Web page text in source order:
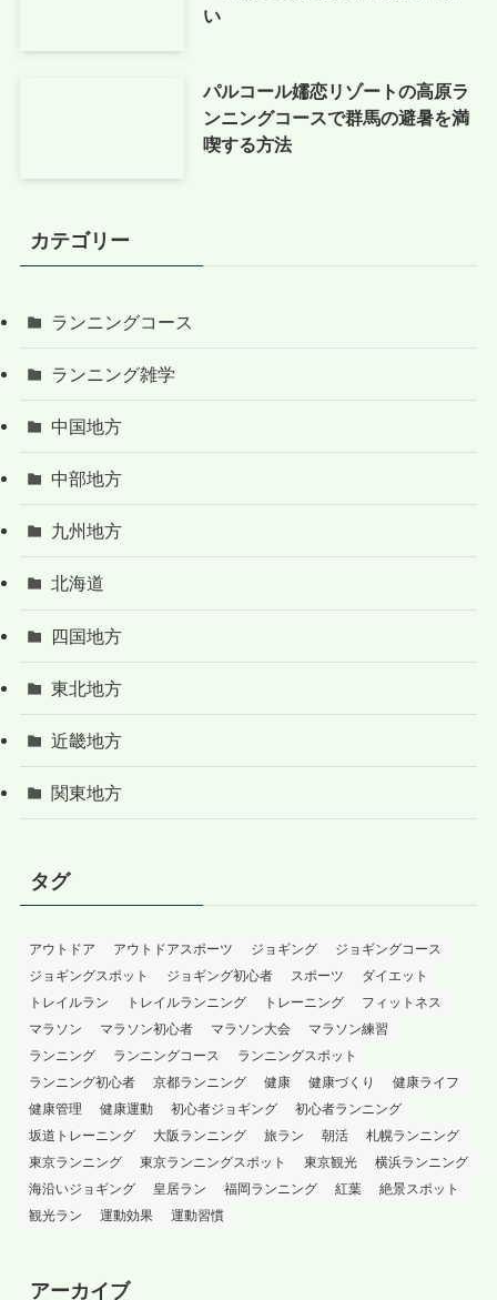
い
パルコール嬬恋リゾートの高原ラ
ンニングコースで群馬の避暑を満
喫する方法
カテゴリー
ランニングコース
ランニング雑学
中国地方
中部地方
九州地方
北海道
四国地方
東北地方
近畿地方
関東地方
タグ
アウトドア アウトドアスポーツ ジョギング
ジョギングコース
ジョギングスポット
ジョギング初心者 スポーツ
ダイエット
トレイルラン
トレイルランニング トレーニング
フィットネス
マラソン
マラソン初心者 マラソン大会
マラソン練習
ランニング
ランニングコース
ランニングスポット
ランニング初心者
京都ランニング 健康 健康づくり
健康ライフ
健康管理
健康運動 初心者ジョギング
初心者ランニング
坂道トレーニング
大阪ランニング 旅ラン 朝活
札幌ランニング
東京ランニング
東京ランニングスポット 東京観光
横浜ランニング
海沿いジョギング
皇居ラン 福岡ランニング 紅葉
絶景スポット
観光ラン
運動効果 運動習慣
アーカイブ